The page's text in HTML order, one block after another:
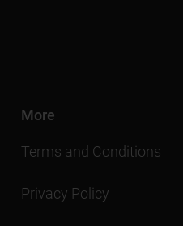
More
Terms and Conditions
Privacy Policy